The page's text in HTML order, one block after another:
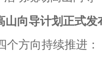
向导计划正式发
个方向持续推进：